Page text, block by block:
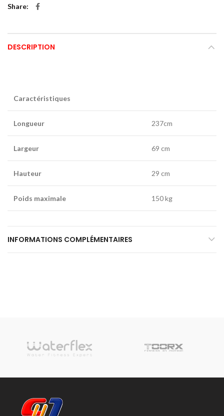
Share
DESCRIPTION
Caractéristiques
Longueur 237cm
Largeur 69 cm
Hauteur 29 cm
Poids maximale 150 kg
INFORMATIONS COMPLÉMENTAIRES